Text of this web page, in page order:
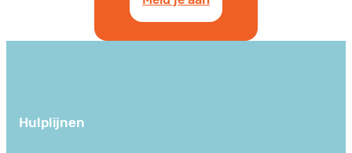
Hulplijnen